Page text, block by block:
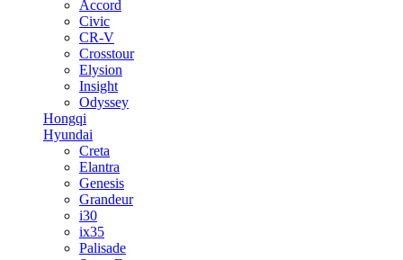
Accord
Civic
CR-V
Crosstour
Elysion
Insight
Odyssey
Hongqi
Hyundai
Creta
Elantra
Genesis
Grandeur
i30
ix35
Palisade